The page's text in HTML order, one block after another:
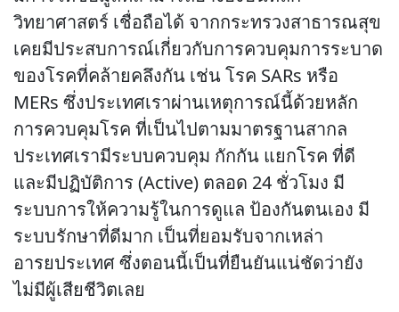
วิทยาศาสตร์ เชื่อถือได้ จากกระทรวงสาธารณสุข
เคยมีประสบการณ์เกี่ยวกับการควบคุมการระบาด
ของโรคที่คล้ายคลึงกัน เช่น โรค SARs หรือ
MERs ซึ่งประเทศเราผ่านเหตุการณ์นี้ด้วยหลัก
การควบคุมโรค ที่เป็นไปตามมาตรฐานสากล
ประเทศเรามีระบบควบคุม กักกัน แยกโรค ที่ดี
และมีปฏิบัติการ (Active) ตลอด 24 ชั่วโมง มี
ระบบการให้ความรู้ในการดูแล ป้องกันตนเอง มี
ระบบรักษาที่ดีมาก เป็นที่ยอมรับจากเหล่า
อารยประเทศ ซึ่งตอนนี้เป็นที่ยืนยันแน่ชัดว่ายัง
ไม่มีผู้เสียชีวิตเลย